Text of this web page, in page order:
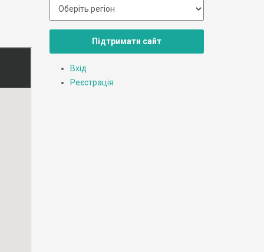
Підтримати сайт
Вхід
Реєстрація